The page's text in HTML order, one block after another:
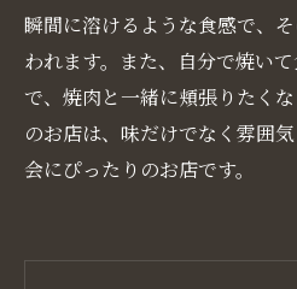
瞬間に溶けるような食感で、
われます。また、自分で焼い
で、焼肉と一緒に頬張りたく
のお店は、味だけでなく雰囲
会にぴったりのお店です。